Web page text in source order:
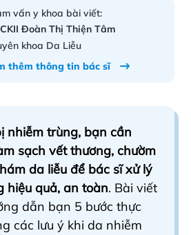
vấn y khoa bài viết:
Đoàn Thị Thiện Tâm
khoa Da Liễu
thêm thông tin bác sĩ
nhiễm trùng, bạn cần
sạch vết thương, chườm
da liễu để bác sĩ xử lý
hiệu quả, an toàn. Bài viết
dẫn bạn 5 bước thực
các lưu ý khi da nhiễm